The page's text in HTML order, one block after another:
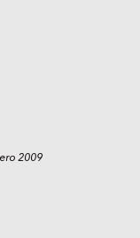
2009